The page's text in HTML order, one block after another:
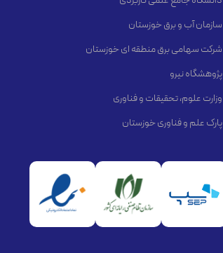
سازمان آب و برق خوزستان
شرکت سهامی برق منطقه ای خوزستان
پژوهشگاه نیرو
وزارت علوم، تحقیقات و فناوری
پارک علم و فناوری خوزستان